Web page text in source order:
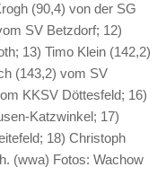
(90,4) von der SG
SV Betzdorf; 12)
13) Timo Klein (142,2)
(143,2) vom SV
KKSV Döttesfeld; 16)
Katzwinkel; 17)
18) Christoph
(wwa) Fotos: Wachow